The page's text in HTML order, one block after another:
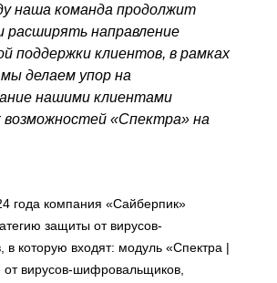
наша команда продолжит
расширять направление
поддержки клиентов, в рамках
делаем упор на
нашими клиентами
«Спектра» на
года компания «Сайберпик»
защиты от вирусов-
которую входят: модуль «Спектра |
от вирусов-шифровальщиков,